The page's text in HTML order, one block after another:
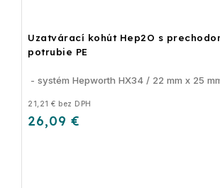
Uzatvárací kohút Hep2O s
potrubie PE
21,21 € bez DPH
26,09 €
- systém Hepworth HX34 / 22 mm x 25